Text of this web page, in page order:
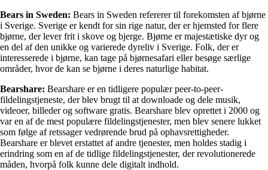
Bears in Sweden: Bears in Sweden refererer til forekomsten af bjørne
i Sverige. Sverige er kendt for sin rige natur, der er hjemsted for flere
bjørne, der lever frit i skove og bjerge. Bjørne er majestætiske dyr og
en del af den unikke og varierede dyreliv i Sverige. Folk, der er
interesserede i bjørne, kan tage på bjørnesafari eller besøge særlige
områder, hvor de kan se bjørne i deres naturlige habitat.
Bearshare: Bearshare er en tidligere populær peer-to-peer-
fildelingstjeneste, der blev brugt til at downloade og dele musik,
videoer, billeder og software gratis. Bearshare blev oprettet i 2000 og
var en af de mest populære fildelingstjenester, men blev senere lukket
som følge af retssager vedrørende brud på ophavsrettigheder.
Bearshare er blevet erstattet af andre tjenester, men holdes stadig i
erindring som en af de tidlige fildelingstjenester, der revolutionerede
måden, hvorpå folk kunne dele digitalt indhold.